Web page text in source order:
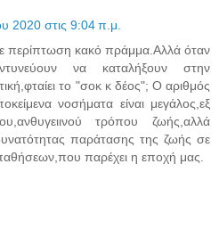
2020 στις 9:04 π.μ.
περίπτωση κακό πράμμα.Αλλά όταν
να καταλήξουν στην
το "σοκ κ δέος"; Ο αριθμός
νοσήματα είναι μεγάλος,εξ
τρόπου ζωής,αλλά
παράτασης της ζωής σε
παρέχει η εποχή μας.